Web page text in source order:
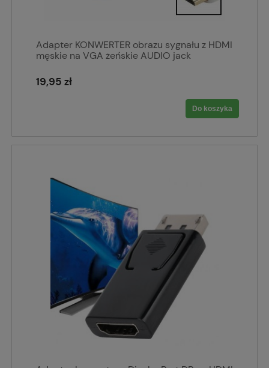
Adapter KONWERTER obrazu sygnału z HDMI
męskie na VGA żeńskie AUDIO jack
19,95 zł
Do koszyka